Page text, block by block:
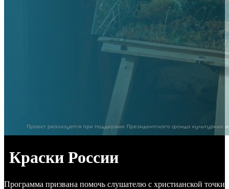
Краски России
Программа призвана помочь слушателю с христианской точки